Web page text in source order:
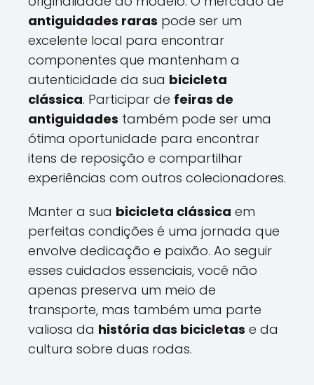
antiguidades raras pode ser um
excelente local para encontrar
componentes que mantenham a
autenticidade da sua bicicleta
clássica. Participar de feiras de
antiguidades também pode ser uma
ótima oportunidade para encontrar
itens de reposição e compartilhar
experiências com outros colecionadores.
Manter a sua bicicleta clássica em
perfeitas condições é uma jornada que
envolve dedicação e paixão. Ao seguir
esses cuidados essenciais, você não
apenas preserva um meio de
transporte, mas também uma parte
valiosa da história das bicicletas e da
cultura sobre duas rodas.